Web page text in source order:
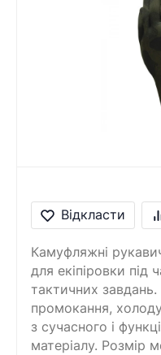
Відкласти
Камуфляжні
для екіпіровки під
тактичних
промокання,
з сучасного і
матеріалу. Розмір